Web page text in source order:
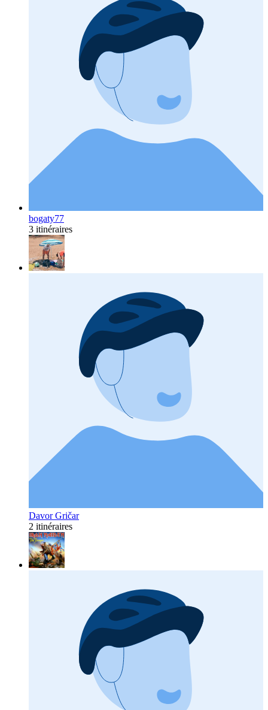
bogaty77
3 itinéraires
Davor Gričar
2 itinéraires